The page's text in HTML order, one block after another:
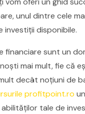
unul dintre cele
investiții disponibile.
financiare sunt un
mai mult, fie că
decât noțiuni de
profitpoint.ro
tale de